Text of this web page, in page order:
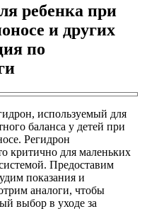
ребенка при
и других
по
используемый для
баланса у детей при
Регидрон
критично для маленьких
Предоставим
показания и
аналоги, чтобы
выбор в уходе за